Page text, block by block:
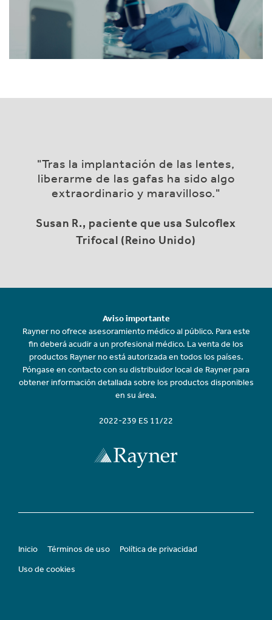
"Tras la implantación de las lentes,
liberarme de las gafas ha sido algo
extraordinario y maravilloso."
Susan R., paciente que usa Sulcoflex
Trifocal (Reino Unido)
Aviso importante
Rayner no ofrece asesoramiento médico al público. Para este
fin deberá acudir a un profesional médico. La venta de los
productos Rayner no está autorizada en todos los países.
Póngase en contacto con su distribuidor local de Rayner para
obtener información detallada sobre los productos disponibles
en su área.
2022-239 ES 11/22
Inicio Términos de uso
Política de privacidad
Uso de cookies